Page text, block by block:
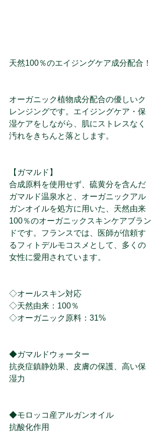
天然100％のエイジングケア成分配合！
オーガニック植物成分配合の優しいク
レンジングです。エイジングケア・保
湿ケアをしながら、肌にストレスなく
汚れをきちんと落とします。
【ガマルド】
合成原料を使用せず、硫黄分を含んだ
ガマルド温泉水と、オーガニックアル
ガンオイルを処方に用いた、天然由来
100％のオーガニックスキンケアブラン
ドです。フランスでは、医師が信頼す
るフィトデルモコスメとして、多くの
女性に愛用されています。
◇オールスキン対応
◇天然由来：100％
◇オーガニック原料：31%
◆ガマルドウォーター
抗炎症鎮静効果、皮膚の保護、高い保
湿力
◆モロッコ産アルガンオイル
抗酸化作用